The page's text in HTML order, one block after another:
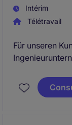
Intérim
Télétravail
Für unseren
Operations im
temporär zu